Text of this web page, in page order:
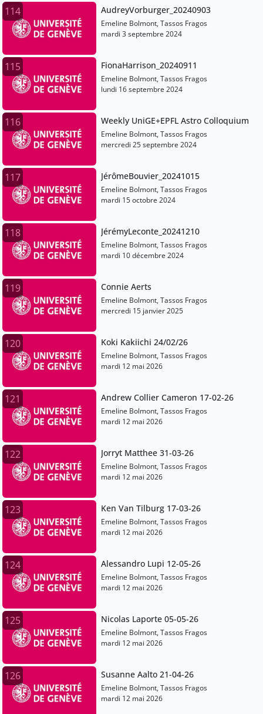
114 AudreyVorburger_20240903
Emeline Bolmont, Tassos Fragos
mardi 3 septembre 2024
115 FionaHarrison_20240911
Emeline Bolmont, Tassos Fragos
lundi 16 septembre 2024
116 Weekly UniGE+EPFL Astro Colloquium
Emeline Bolmont, Tassos Fragos
mercredi 25 septembre 2024
117 JérômeBouvier_20241015
Emeline Bolmont, Tassos Fragos
mardi 15 octobre 2024
118 JérémyLeconte_20241210
Emeline Bolmont, Tassos Fragos
mardi 10 décembre 2024
119 Connie Aerts
Emeline Bolmont, Tassos Fragos
mercredi 15 janvier 2025
120 Koki Kakiichi 24/02/26
Emeline Bolmont, Tassos Fragos
mardi 12 mai 2026
121 Andrew Collier Cameron 17-02-26
Emeline Bolmont, Tassos Fragos
mardi 12 mai 2026
122 Jorryt Matthee 31-03-26
Emeline Bolmont, Tassos Fragos
mardi 12 mai 2026
123 Ken Van Tilburg 17-03-26
Emeline Bolmont, Tassos Fragos
mardi 12 mai 2026
124 Alessandro Lupi 12-05-26
Emeline Bolmont, Tassos Fragos
mardi 12 mai 2026
125 Nicolas Laporte 05-05-26
Emeline Bolmont, Tassos Fragos
mardi 12 mai 2026
126 Susanne Aalto 21-04-26
Emeline Bolmont, Tassos Fragos
mardi 12 mai 2026